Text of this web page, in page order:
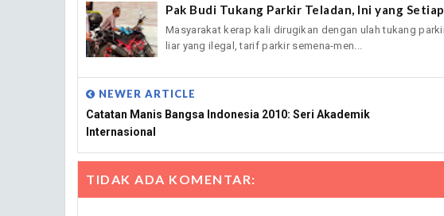
Pak Budi Tukang Parkir Teladan, Ini yang
Masyarakat kerap kali dirugikan dengan ulah tukang
liar yang ilegal, tarif parkir semena-men...
NEWER ARTICLE
Catatan Manis Bangsa Indonesia 2010: Seri Akademik
Internasional
TIDAK ADA KOMENTAR: